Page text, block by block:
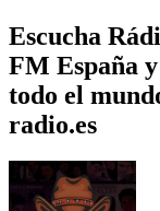
Escucha
FM España
todo el
radio.es